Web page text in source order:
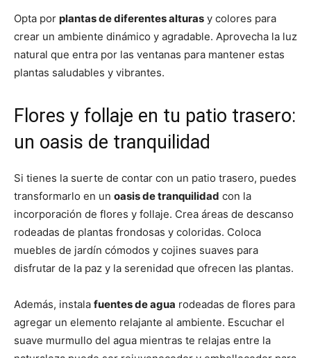
Opta por plantas de diferentes alturas y colores para
crear un ambiente dinámico y agradable. Aprovecha la luz
natural que entra por las ventanas para mantener estas
plantas saludables y vibrantes.
Flores y follaje en tu patio trasero:
un oasis de tranquilidad
Si tienes la suerte de contar con un patio trasero, puedes
transformarlo en un oasis de tranquilidad con la
incorporación de flores y follaje. Crea áreas de descanso
rodeadas de plantas frondosas y coloridas. Coloca
muebles de jardín cómodos y cojines suaves para
disfrutar de la paz y la serenidad que ofrecen las plantas.
Además, instala fuentes de agua rodeadas de flores para
agregar un elemento relajante al ambiente. Escuchar el
suave murmullo del agua mientras te relajas entre la